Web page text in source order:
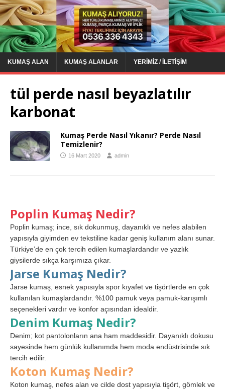
KUMAŞ ALAN KUMAŞ ALANLAR YERIMIZ / İLETIŞIM
tül perde nasıl beyazlatılır
karbonat
Kumaş Perde Nasıl Yıkanır? Perde Nasıl
Temizlenir?
16 Mart 2020 admin
Poplin Kumaş Nedir?
Poplin kumaş; ince, sık dokunmuş, dayanıklı ve nefes alabilen
yapısıyla giyimden ev tekstiline kadar geniş kullanım alanı sunar.
Türkiye’de en çok tercih edilen kumaşlardandır ve yazlık
giysilerde sıkça karşımıza çıkar.
Jarse Kumaş Nedir?
Jarse kumaş, esnek yapısıyla spor kıyafet ve tişörtlerde en çok
kullanılan kumaşlardandır. %100 pamuk veya pamuk-karışımlı
seçenekleri vardır ve konfor açısından idealdir.
Denim Kumaş Nedir?
Denim; kot pantolonların ana ham maddesidir. Dayanıklı dokusu
sayesinde hem günlük kullanımda hem moda endüstrisinde sık
tercih edilir.
Koton Kumaş Nedir?
Koton kumaş, nefes alan ve cilde dost yapısıyla tişört, gömlek ve